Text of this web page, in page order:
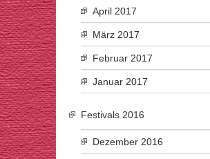
April 2017
März 2017
Februar 2017
Januar 2017
Festivals 2016
Dezember 2016